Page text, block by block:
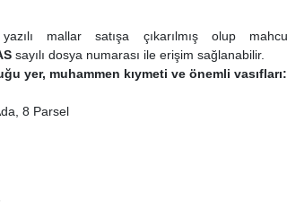
mallar satışa çıkarılmış olup
sayılı dosya numarası ile erişim sağlanabilir.
yer, muhammen kıymeti ve önemli vasıfları:
8 Parsel